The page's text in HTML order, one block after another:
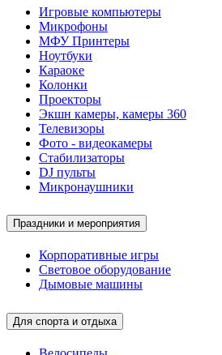
Игровые компьютеры
Микрофоны
МФУ Принтеры
Ноутбуки
Караоке
Колонки
Проекторы
Экшн камеры, камеры 360
Телевизоры
Фото - видеокамеры
Стабилизаторы
DJ пульты
Микронаушники
Праздники и мероприятия
Корпоративные игры
Световое оборудование
Дымовые машины
Для спорта и отдыха